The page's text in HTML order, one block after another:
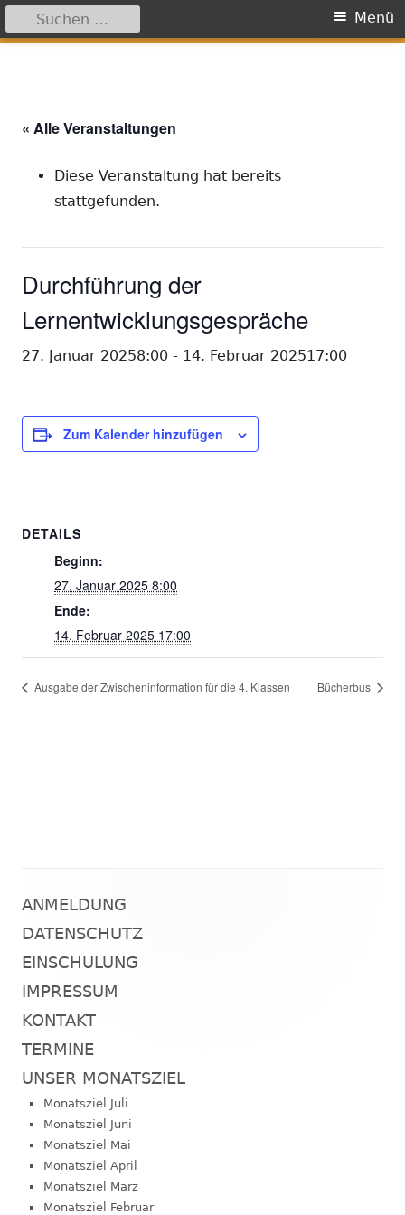
Primäres
Menü
Suchen
nach:
« Alle Veranstaltungen
Diese Veranstaltung hat bereits
stattgefunden.
Durchführung der
Lernentwicklungsgespräche
27. Januar 20258:00 - 14. Februar 202517:00
Zum Kalender hinzufügen
DETAILS
Beginn:
27. Januar 2025 8:00
Ende:
14. Februar 2025 17:00
Ausgabe der Zwischeninformation für die 4. Klassen Bücherbus
Haupt-
Seitenleiste
ANMELDUNG
DATENSCHUTZ
EINSCHULUNG
IMPRESSUM
KONTAKT
TERMINE
UNSER MONATSZIEL
Monatsziel Juli
Monatsziel Juni
Monatsziel Mai
Monatsziel April
Monatsziel März
Monatsziel Februar